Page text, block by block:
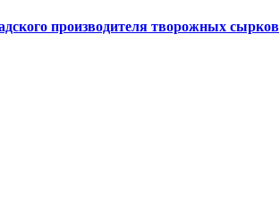
производителя творожных сырков